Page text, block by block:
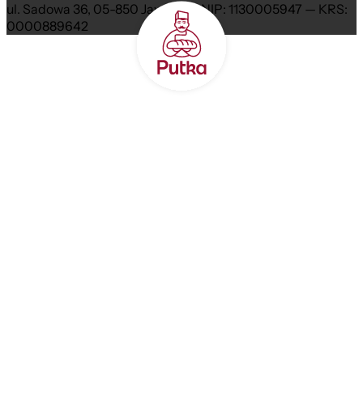
ul. Sadowa 36, 05-850 Jawczyce NIP: 1130005947 — KRS:
0000889642